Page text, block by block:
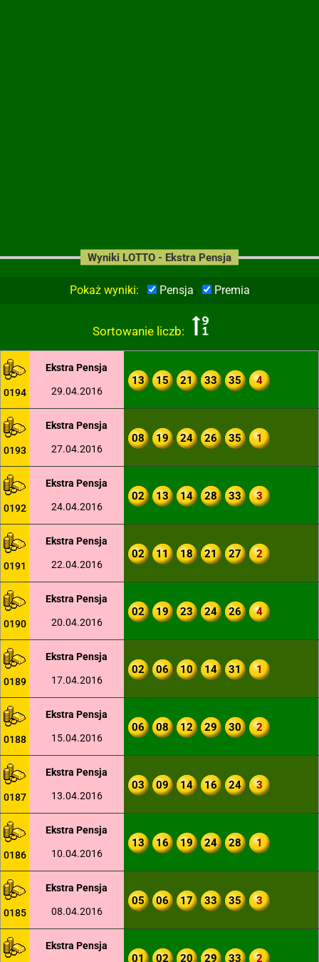
Pokaż wyniki: Pensja Premia
Sortowanie liczb:
Wyniki LOTTO - Ekstra Pensja
0194
Ekstra Pensja
29.04.2016
13 15 21 33 35 4
0193
Ekstra Pensja
27.04.2016
08 19 24 26 35 1
0192
Ekstra Pensja
24.04.2016
02 13 14 28 33 3
0191
Ekstra Pensja
22.04.2016
02 11 18 21 27 2
0190
Ekstra Pensja
20.04.2016
02 19 23 24 26 4
0189
Ekstra Pensja
17.04.2016
02 06 10 14 31 1
0188
Ekstra Pensja
15.04.2016
06 08 12 29 30 2
0187
Ekstra Pensja
13.04.2016
03 09 14 16 24 3
0186
Ekstra Pensja
10.04.2016
13 16 19 24 28 1
0185
Ekstra Pensja
08.04.2016
05 06 17 33 35 3
Ekstra Pensja
01 02 20 29 33 2